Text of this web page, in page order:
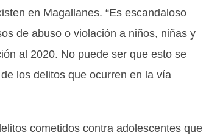
en Magallanes. “Es escandaloso
de abuso o violación a niños, niñas y
al 2020. No puede ser que esto se
los delitos que ocurren en la vía
cometidos contra adolescentes que